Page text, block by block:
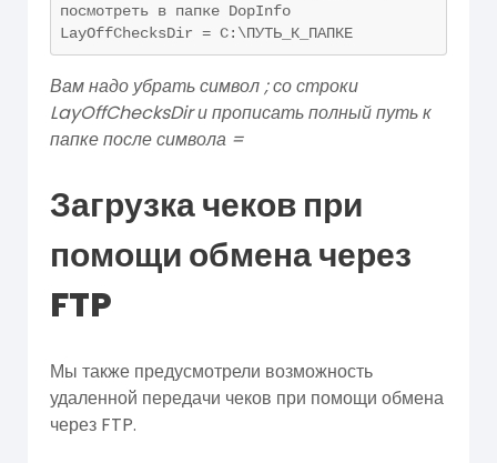
посмотреть в папке DopInfo
LayOffChecksDir = C:\ПУТЬ_К_ПАПКЕ
Вам надо убрать символ ; со строки
LayOffChecksDir и прописать полный путь к
папке после символа =
Загрузка чеков при
помощи обмена через
FTP
Мы также предусмотрели возможность
удаленной передачи чеков при помощи обмена
через FTP.